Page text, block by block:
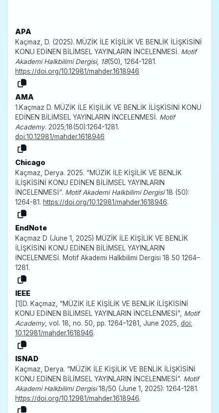
APA
Kaçmaz, D. (2025). MÜZİK İLE KİŞİLİK VE BENLİK İLİŞKİSİNİ
KONU EDİNEN BİLİMSEL YAYINLARIN İNCELENMESİ. Motif
Akademi Halkbilimi Dergisi, 18(50), 1264-1281.
https://doi.org/10.12981/mahder.1618946
AMA
1.Kaçmaz D. MÜZİK İLE KİŞİLİK VE BENLİK İLİŞKİSİNİ KONU
EDİNEN BİLİMSEL YAYINLARIN İNCELENMESİ. Motif
Academy. 2025;18(50):1264-1281.
doi:10.12981/mahder.1618946
Chicago
Kaçmaz, Derya. 2025. “MÜZİK İLE KİŞİLİK VE BENLİK
İLİŞKİSİNİ KONU EDİNEN BİLİMSEL YAYINLARIN
İNCELENMESİ”. Motif Akademi Halkbilimi Dergisi18 (50):
1264-81. https://doi.org/10.12981/mahder.1618946.
EndNote
Kaçmaz D (June 1, 2025) MÜZİK İLE KİŞİLİK VE BENLİK
İLİŞKİSİNİ KONU EDİNEN BİLİMSEL YAYINLARIN
İNCELENMESİ. Motif Akademi Halkbilimi Dergisi 18 50 1264–
1281.
IEEE
[1]D. Kaçmaz, “MÜZİK İLE KİŞİLİK VE BENLİK İLİŞKİSİNİ
KONU EDİNEN BİLİMSEL YAYINLARIN İNCELENMESİ”, Motif
Academy, vol. 18, no. 50, pp. 1264–1281, June 2025, doi:
10.12981/mahder.1618946.
ISNAD
Kaçmaz, Derya. “MÜZİK İLE KİŞİLİK VE BENLİK İLİŞKİSİNİ
KONU EDİNEN BİLİMSEL YAYINLARIN İNCELENMESİ”. Motif
Akademi Halkbilimi Dergisi18/50 (June 1, 2025): 1264-1281.
https://doi.org/10.12981/mahder.1618946.